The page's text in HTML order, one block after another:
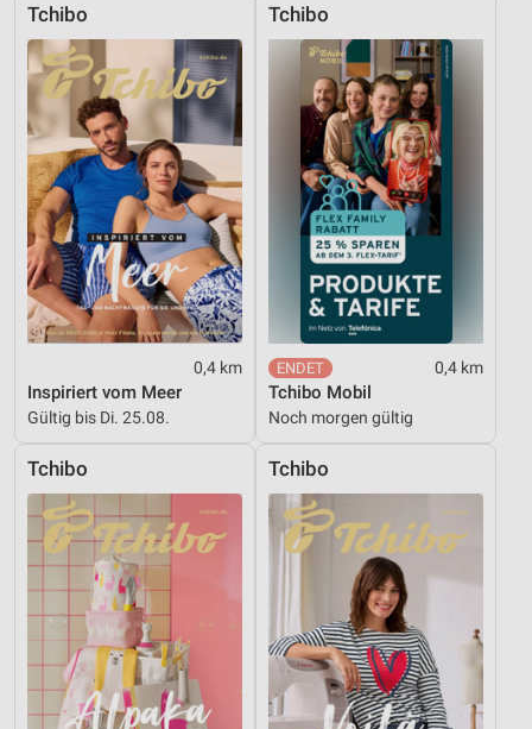
Tchibo
0,4 km
Inspiriert vom Meer
Gültig bis Di. 25.08.
Tchibo
0,4 km
Tchibo Mobil
Noch morgen gültig
Tchibo Tchibo